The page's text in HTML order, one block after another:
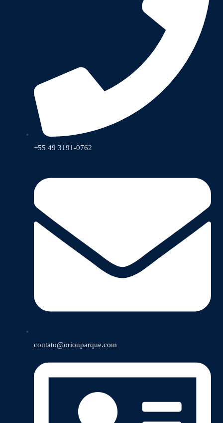
+55 49 3191-0762
contato@orionparque.com